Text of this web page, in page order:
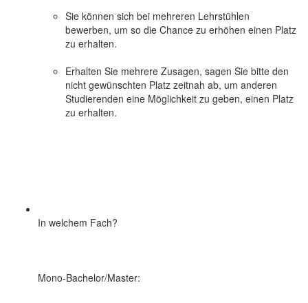
Sie können sich bei mehreren Lehrstühlen
bewerben, um so die Chance zu erhöhen einen Platz
zu erhalten.
Erhalten Sie mehrere Zusagen, sagen Sie bitte den
nicht gewünschten Platz zeitnah ab, um anderen
Studierenden eine Möglichkeit zu geben, einen Platz
zu erhalten.
In welchem Fach?
Mono-Bachelor/Master: